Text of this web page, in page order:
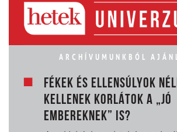
ARCHÍVUMUNKBÓL
FÉKEK ÉS ELLENSÚLYOK
KELLENEK KORLÁTOK A „JÓ
EMBEREKNEK” IS?